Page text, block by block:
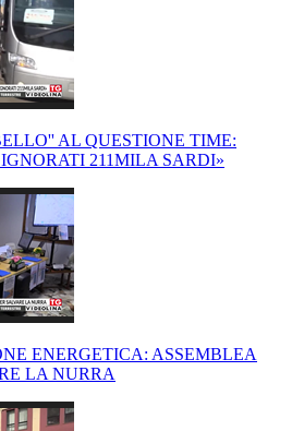
AL QUESTIONE TIME:
211MILA SARDI»
ENERGETICA: ASSEMBLEA
LA NURRA